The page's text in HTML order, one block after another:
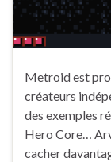
Metroid est
créateurs
des exemples
Hero Core…
cacher